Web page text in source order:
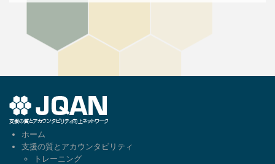
ホーム
支援の質とアカウンタビリティ
トレーニング